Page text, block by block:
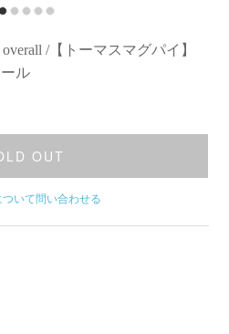
overall /【トーマスマグパイ】
ル
OUT
ついて問い合わせる